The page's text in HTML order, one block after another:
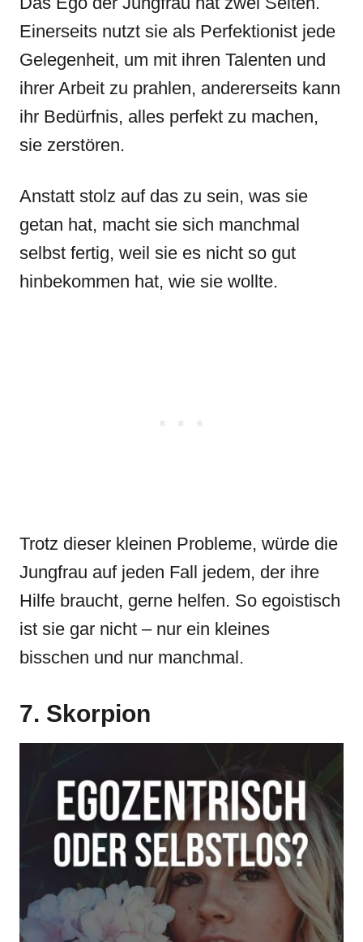
Einerseits nutzt sie als Perfektionist jede
Gelegenheit, um mit ihren Talenten und
ihrer Arbeit zu prahlen, andererseits kann
ihr Bedürfnis, alles perfekt zu machen,
sie zerstören.
Anstatt stolz auf das zu sein, was sie
getan hat, macht sie sich manchmal
selbst fertig, weil sie es nicht so gut
hinbekommen hat, wie sie wollte.
Trotz dieser kleinen Probleme, würde die
Jungfrau auf jeden Fall jedem, der ihre
Hilfe braucht, gerne helfen. So egoistisch
ist sie gar nicht – nur ein kleines
bisschen und nur manchmal.
7. Skorpion